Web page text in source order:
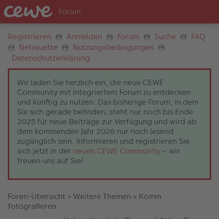
Registrieren Anmelden Forum Suche
FAQ
Netiquette
Nutzungsbedingungen
Datenschutzerklärung
Wir laden Sie herzlich ein, die neue CEWE
Community mit integriertem Forum zu entdecken
und künftig zu nutzen. Das bisherige Forum, in dem
Sie sich gerade befinden, steht nur noch bis Ende
2025 für neue Beiträge zur Verfügung und wird ab
dem kommenden Jahr 2026 nur noch lesend
zugänglich sein. Informieren und registrieren Sie
sich jetzt in der neuen CEWE Community – wir
freuen uns auf Sie!
Foren-Übersicht » Weitere Themen » Komm
fotografieren